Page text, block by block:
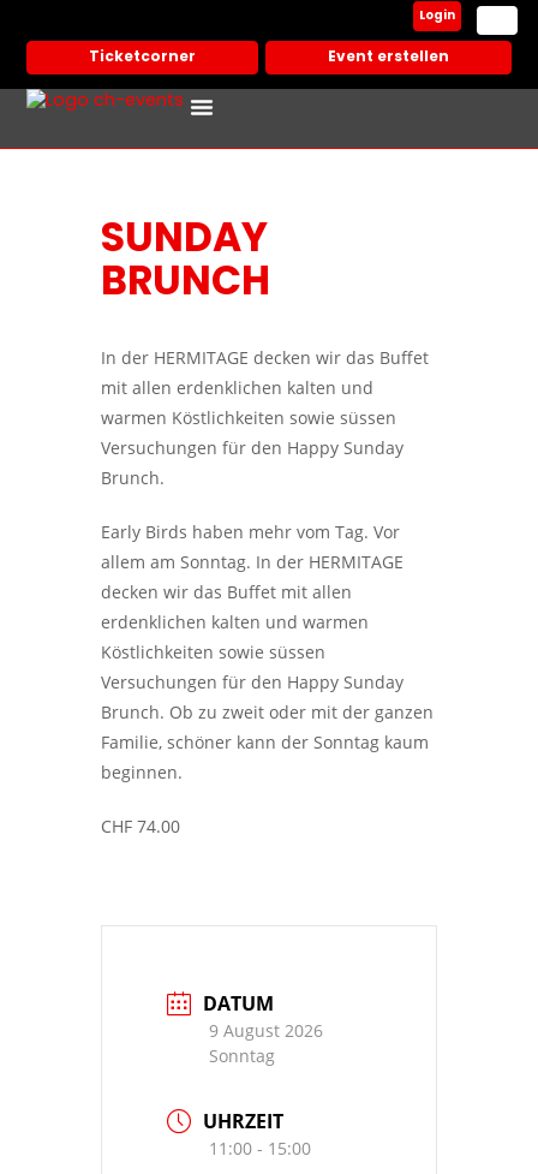
Ticketcorner Event erstellen
Login
SUNDAY
BRUNCH
In der HERMITAGE decken wir das Buffet
mit allen erdenklichen kalten und
warmen Köstlichkeiten sowie süssen
Versuchungen für den Happy Sunday
Brunch.
Early Birds haben mehr vom Tag. Vor
allem am Sonntag. In der HERMITAGE
decken wir das Buffet mit allen
erdenklichen kalten und warmen
Köstlichkeiten sowie süssen
Versuchungen für den Happy Sunday
Brunch. Ob zu zweit oder mit der ganzen
Familie, schöner kann der Sonntag kaum
beginnen.
CHF 74.00
DATUM
9 August 2026
Sonntag
UHRZEIT
11:00 - 15:00